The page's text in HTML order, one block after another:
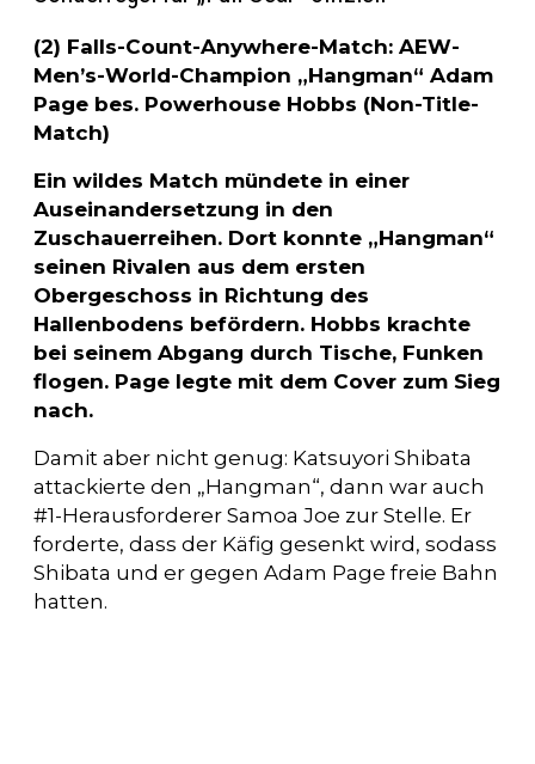
(2) Falls-Count-Anywhere-Match: AEW-
Men’s-World-Champion „Hangman“ Adam
Page bes. Powerhouse Hobbs (Non-Title-
Match)
Ein wildes Match mündete in einer
Auseinandersetzung in den
Zuschauerreihen. Dort konnte „Hangman“
seinen Rivalen aus dem ersten
Obergeschoss in Richtung des
Hallenbodens befördern. Hobbs krachte
bei seinem Abgang durch Tische, Funken
flogen. Page legte mit dem Cover zum Sieg
nach.
Damit aber nicht genug: Katsuyori Shibata
attackierte den „Hangman“, dann war auch
#1-Herausforderer Samoa Joe zur Stelle. Er
forderte, dass der Käfig gesenkt wird, sodass
Shibata und er gegen Adam Page freie Bahn
hatten.